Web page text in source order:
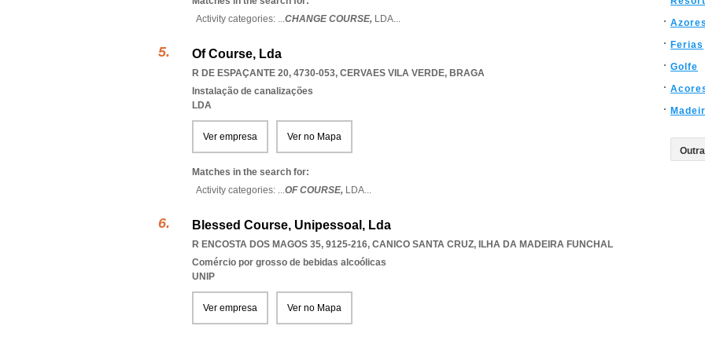
Activity categories: ...CHANGE COURSE, LDA...
Of Course, Lda
R DE ESPAÇANTE 20, 4730-053, CERVAES VILA VERDE, BRAGA
Instalação de canalizações
LDA
Ver empresa Ver no Mapa
Matches in the search for:
Activity categories: ...OF COURSE, LDA...
Blessed Course, Unipessoal, Lda
R ENCOSTA DOS MAGOS 35, 9125-216, CANICO SANTA CRUZ, ILHA DA MADEIRA FUNCHAL
Comércio por grosso de bebidas alcoólicas
UNIP
Ver empresa Ver no Mapa
Ferias
Golfe